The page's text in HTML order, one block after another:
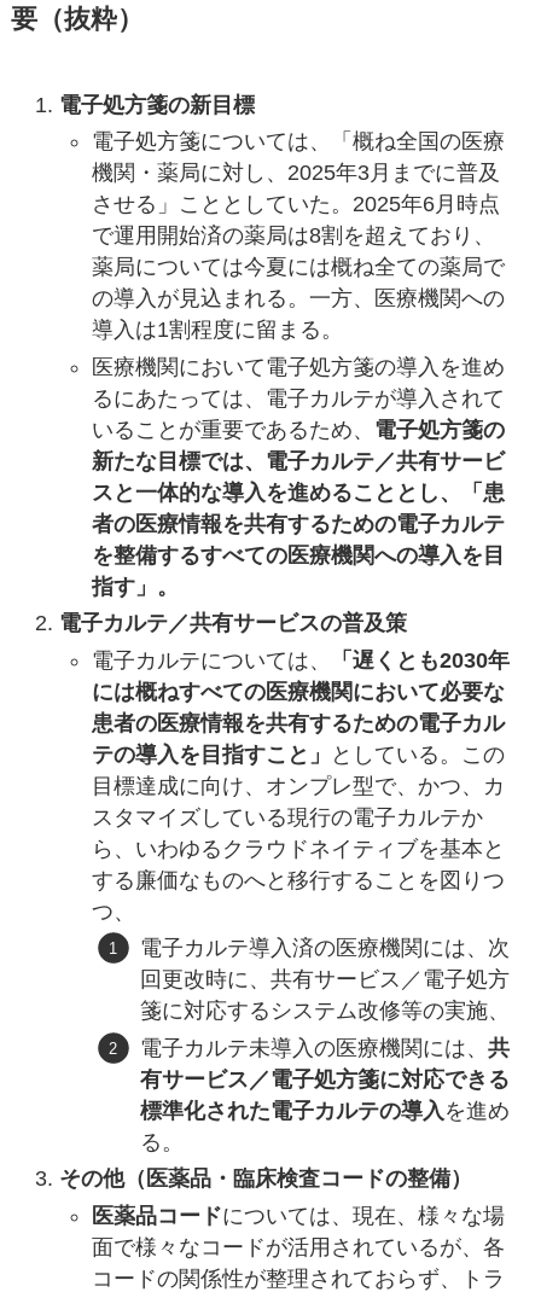
要（抜粋）
電子処方箋の新目標
電子処方箋については、「概ね全国の医療
機関・薬局に対し、2025年3月までに普及
させる」こととしていた。2025年6月時点
で運用開始済の薬局は8割を超えており、
薬局については今夏には概ね全ての薬局で
の導入が見込まれる。一方、医療機関への
導入は1割程度に留まる。
医療機関において電子処方箋の導入を進め
るにあたっては、電子カルテが導入されて
いることが重要であるため、 電子処方箋の
新たな目標では、電子カルテ／共有サービ
スと一体的な導入を進めることとし、「患
者の医療情報を共有するための電子カルテ
を整備するすべての医療機関への導入を目
指す」。
電子カルテ／共有サービスの普及策
電子カルテについては、
「遅くとも2030年
には概ねすべての医療機関において必要な
患者の医療情報を共有するための電子カル
テの導入を目指すこと」
としている。この
目標達成に向け、オンプレ型で、かつ、カ
スタマイズしている現行の電子カルテか
ら、いわゆるクラウドネイティブを基本と
する廉価なものへと移行することを図りつ
つ、
電子カルテ導入済の医療機関には、次
回更改時に、共有サービス／電子処方
箋に対応するシステム改修等の実施、
電子カルテ未導入の医療機関には、共
有サービス／電子処方箋に対応できる
標準化された電子カルテの導入 を進め
る。
その他（医薬品・臨床検査コードの整備）
医薬品コードについては、現在、様々な場
面で様々なコードが活用されているが、各
コードの関係性が整理されておらず、トラ